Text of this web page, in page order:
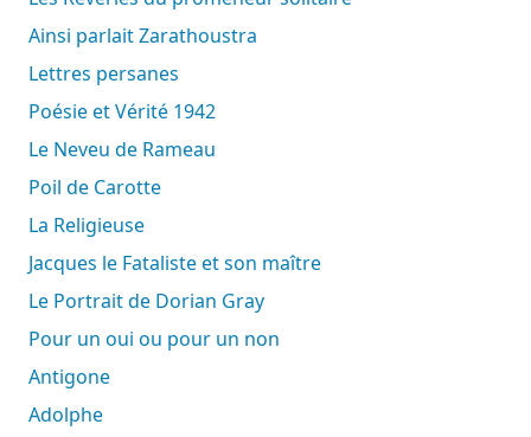
Ainsi parlait Zarathoustra
Lettres persanes
Poésie et Vérité 1942
Le Neveu de Rameau
Poil de Carotte
La Religieuse
Jacques le Fataliste et son maître
Le Portrait de Dorian Gray
Pour un oui ou pour un non
Antigone
Adolphe